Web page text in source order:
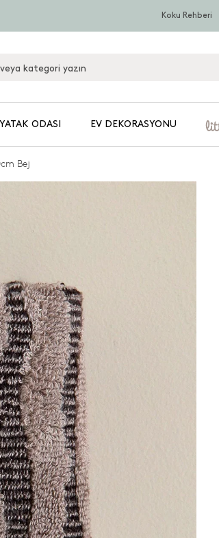
Koku Rehberi
YATAK ODASI EV DEKORASYONU
Bej